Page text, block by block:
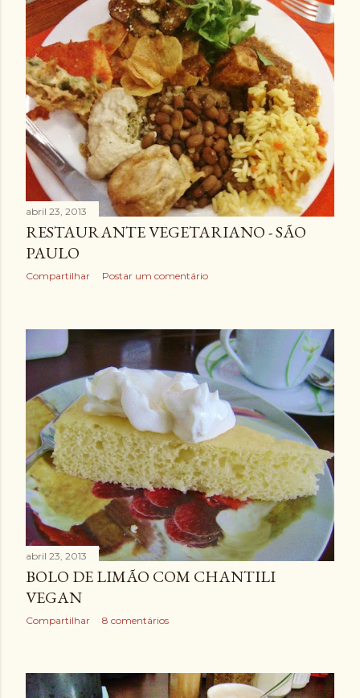
abril 23, 2013
RESTAURANTE VEGETARIANO - SÃO
PAULO
Compartilhar Postar um comentário
abril 23, 2013
BOLO DE LIMÃO COM CHANTILI
VEGAN
Compartilhar 8 comentários